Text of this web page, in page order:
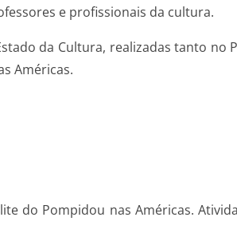
e profissionais da cultura.
da Cultura, realizadas tanto no
Américas.
do Pompidou nas Américas.